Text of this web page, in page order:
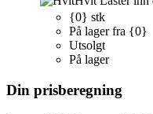
{0} stk
På lager fra {0}
Utsolgt
På lager
Din prisberegning